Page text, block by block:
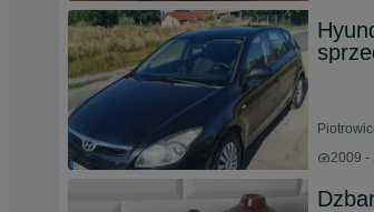
2009 -